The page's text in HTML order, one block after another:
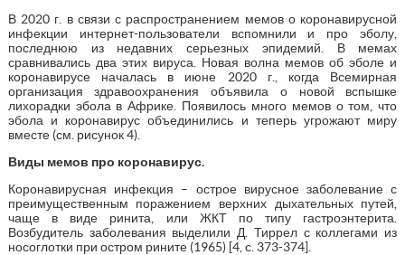
В 2020 г. в связи с распространением мемов о коронавирусной
инфекции интернет-пользователи вспомнили и про эболу,
последнюю из недавних серьезных эпидемий. В мемах
сравнивались два этих вируса. Новая волна мемов об эболе и
коронавирусе началась в июне 2020 г., когда Всемирная
организация здравоохранения объявила о новой вспышке
лихорадки эбола в Африке. Появилось много мемов о том, что
эбола и коронавирус объединились и теперь угрожают миру
вместе (см. рисунок 4).
Виды мемов про коронавирус.
Коронавирусная инфекция – острое вирусное заболевание с
преимущественным поражением верхних дыхательных путей,
чаще в виде ринита, или ЖКТ по типу гастроэнтерита.
Возбудитель заболевания выделили Д. Тиррел с коллегами из
носоглотки при остром рините (1965) [4, с. 373-374].